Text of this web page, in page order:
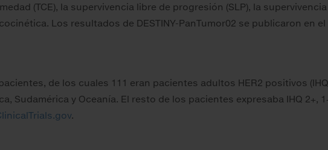
(TCE), la supervivencia libre de progresión (SLP), la supervivencia
Los resultados de DESTINY-PanTumor02 se publicaron en el
de los cuales 111 eran pacientes adultos HER2 positivos
Sudamérica y Oceanía. El resto de los pacientes expresaba IHQ 2+,
.